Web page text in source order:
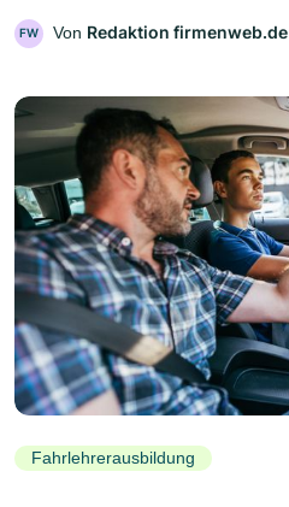
FW Von Redaktion firmenweb.de
Fahrlehrerausbildung